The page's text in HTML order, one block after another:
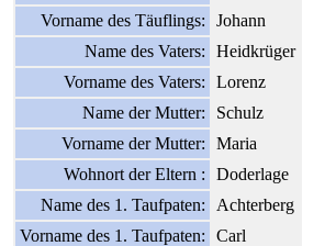
Vorname des Täuflings:
Johann
Name des Vaters:
Heidkrüger
Vorname des Vaters:
Lorenz
Name der Mutter:
Schulz
Vorname der Mutter:
Maria
Wohnort der Eltern :
Doderlage
Name des 1. Taufpaten:
Achterberg
Vorname des 1. Taufpaten:
Carl